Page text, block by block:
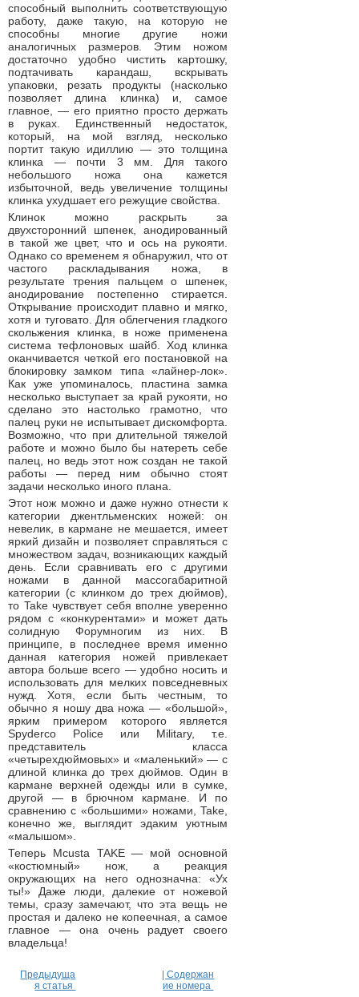
способный выполнить соответствующую
работу, даже такую, на которую не
способны многие другие ножи
аналогичных размеров. Этим ножом
достаточно удобно чистить картошку,
подтачивать карандаш, вскрывать
упаковки, резать продукты (насколько
позволяет длина клинка) и, самое
главное, — его приятно просто держать
в руках. Единственный недостаток,
который, на мой взгляд, несколько
портит такую идиллию — это толщина
клинка — почти 3 мм. Для такого
небольшого ножа она кажется
избыточной, ведь увеличение толщины
клинка ухудшает его режущие свойства.
Клинок можно раскрыть за
двухсторонний шпенек, анодированный
в такой же цвет, что и ось на рукояти.
Однако со временем я обнаружил, что от
частого раскладывания ножа, в
результате трения пальцем о шпенек,
анодирование постепенно стирается.
Открывание происходит плавно и мягко,
хотя и туговато. Для облегчения гладкого
скольжения клинка, в ноже применена
система тефлоновых шайб. Ход клинка
оканчивается четкой его постановкой на
блокировку замком типа «лайнер-лок».
Как уже упоминалось, пластина замка
несколько выступает за край рукояти, но
сделано это настолько грамотно, что
палец руки не испытывает дискомфорта.
Возможно, что при длительной тяжелой
работе и можно было бы натереть себе
палец, но ведь этот нож создан не такой
работы — перед ним обычно стоят
задачи несколько иного плана.
Этот нож можно и даже нужно отнести к
категории джентльменских ножей: он
невелик, в кармане не мешается, имеет
яркий дизайн и позволяет справляться с
множеством задач, возникающих каждый
день. Если сравнивать его с другими
ножами в данной массогабаритной
категории (с клинком до трех дюймов),
то Take чувствует себя вполне уверенно
рядом с «конкурентами» и может дать
солидную Форумногим из них. В
принципе, в последнее время именно
данная категория ножей привлекает
автора больше всего — удобно носить и
использовать для мелких повседневных
нужд. Хотя, если быть честным, то
обычно я ношу два ножа — «большой»,
ярким примером которого является
Spyderco Police или Military, т.е.
представитель класса
«четырехдюймовых» и «маленький» — с
длиной клинка до трех дюймов. Один в
кармане верхней одежды или в сумке,
другой — в брючном кармане. И по
сравнению с «большими» ножами, Take,
конечно же, выглядит эдаким уютным
«малышом».
Теперь Mcusta TAKE — мой основной
«костюмный» нож, а реакция
окружающих на него однозначна: «Ух
ты!» Даже люди, далекие от ножевой
темы, сразу замечают, что эта вещь не
простая и далеко не копеечная, а самое
главное — она очень радует своего
владельца!
Предыдуща
я статья
| Содержан
ие номера